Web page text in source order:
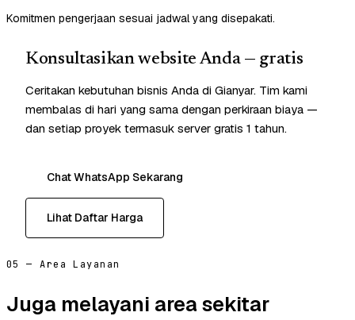
Komitmen pengerjaan sesuai jadwal yang disepakati.
Konsultasikan website Anda — gratis
Ceritakan kebutuhan bisnis Anda di Gianyar. Tim kami
membalas di hari yang sama dengan perkiraan biaya —
dan setiap proyek termasuk server gratis 1 tahun.
Chat WhatsApp Sekarang
Lihat Daftar Harga
05 — Area Layanan
Juga melayani area sekitar